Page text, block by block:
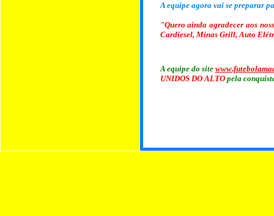
A equipe agora vai se preparar
"Quero ainda agradecer aos
Cardiesel, Minas Grill, Auto
A equipe do site
UNIDOS DO ALTO pela